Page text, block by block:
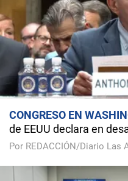
CONGRESO EN
de EEUU declara en
Por REDACCIÓN/Diario Las